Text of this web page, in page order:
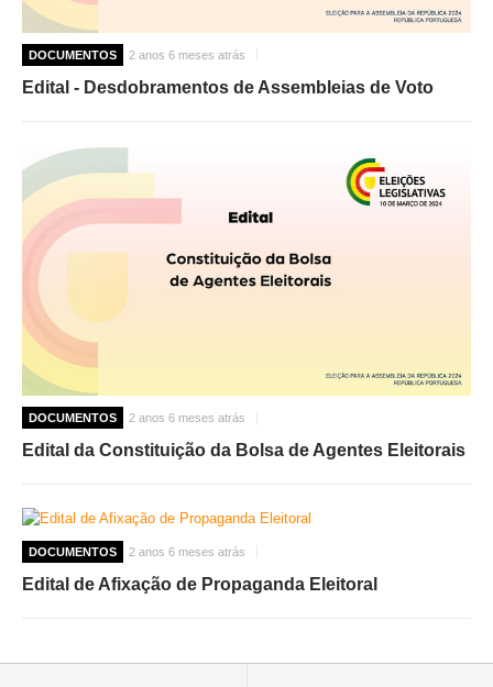
DOCUMENTOS 2 anos 6 meses atrás
Edital - Desdobramentos de Assembleias de Voto
DOCUMENTOS 2 anos 6 meses atrás
Edital da Constituição da Bolsa de Agentes Eleitorais
DOCUMENTOS 2 anos 6 meses atrás
Edital de Afixação de Propaganda Eleitoral